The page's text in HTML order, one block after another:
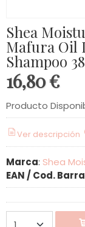
Shea
Mafura Oil
Shampoo
16,80 €
Producto
Ver descripción
Marca: Shea
EAN / Cod.